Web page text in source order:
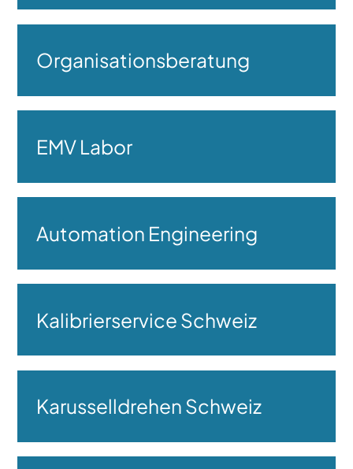
Organisationsberatung
EMV Labor
Automation Engineering
Kalibrierservice Schweiz
Karusselldrehen Schweiz